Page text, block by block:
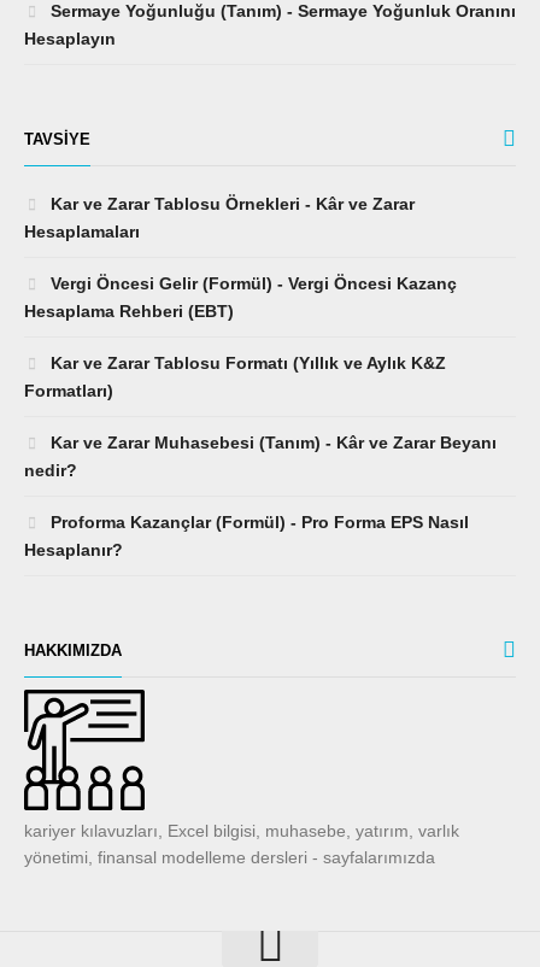
Sermaye Yoğunluğu (Tanım) - Sermaye Yoğunluk Oranını
Hesaplayın
TAVSIYE
Kar ve Zarar Tablosu Örnekleri - Kâr ve Zarar
Hesaplamaları
Vergi Öncesi Gelir (Formül) - Vergi Öncesi Kazanç
Hesaplama Rehberi (EBT)
Kar ve Zarar Tablosu Formatı (Yıllık ve Aylık K&Z
Formatları)
Kar ve Zarar Muhasebesi (Tanım) - Kâr ve Zarar Beyanı
nedir?
Proforma Kazançlar (Formül) - Pro Forma EPS Nasıl
Hesaplanır?
HAKKIMIZDA
kariyer kılavuzları, Excel bilgisi, muhasebe, yatırım, varlık
yönetimi, finansal modelleme dersleri - sayfalarımızda